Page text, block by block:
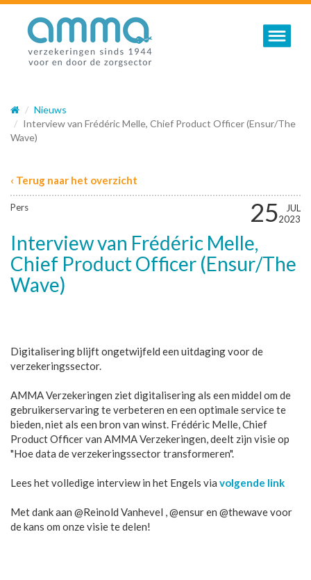
Toggle
Nieuws
Interview van Frédéric Melle, Chief Product Officer (Ensur/The
Wave)
‹ Terug naar het overzicht
25
JUL
2023
Pers
Interview van Frédéric Melle,
Chief Product Officer (Ensur/The
Wave)
Digitalisering blijft ongetwijfeld een uitdaging voor de
verzekeringssector.
AMMA Verzekeringen ziet digitalisering als een middel om de
gebruikerservaring te verbeteren en een optimale service te
bieden, niet als een bron van winst. Frédéric Melle, Chief
Product Officer van AMMA Verzekeringen, deelt zijn visie op
"Hoe data de verzekeringssector transformeren".
Lees het volledige interview in het Engels via volgende link
Met dank aan @Reinold Vanhevel , @ensur en @thewave voor
de kans om onze visie te delen!